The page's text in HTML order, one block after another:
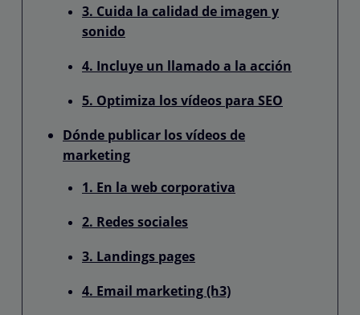
3. Cuida la calidad de imagen y
sonido
4. Incluye un llamado a la acción
5. Optimiza los vídeos para SEO
Dónde publicar los vídeos de
marketing
1. En la web corporativa
2. Redes sociales
3. Landings pages
4. Email marketing (h3)